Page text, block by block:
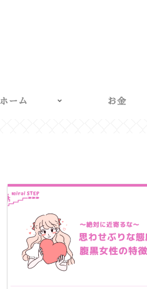
ホーム お金